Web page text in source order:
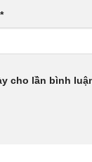
*
cho lần bình